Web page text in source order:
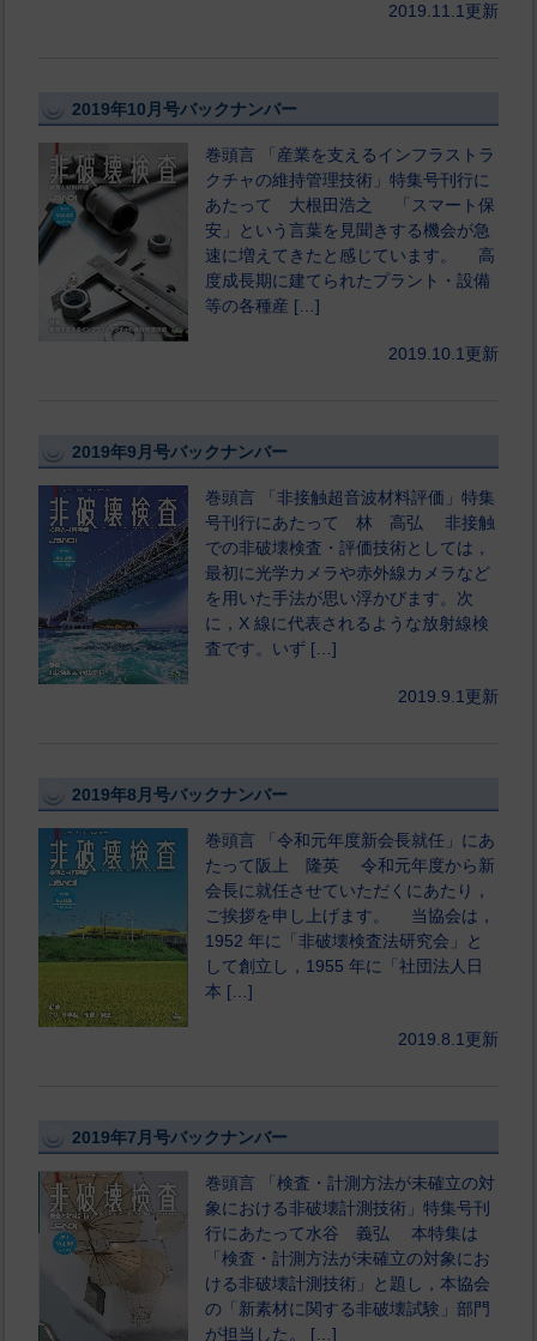
2019.11.1更新
2019年10月号バックナンバー
巻頭言 「産業を支えるインフラストラ
クチャの維持管理技術」特集号刊行に
あたって 大根田浩之 「スマート保
安」という言葉を見聞きする機会が急
速に増えてきたと感じています。 高
度成長期に建てられたプラント・設備
等の各種産 […]
2019.10.1更新
2019年9月号バックナンバー
巻頭言 「非接触超音波材料評価」特集
号刊行にあたって 林 高弘 非接触
での非破壊検査・評価技術としては，
最初に光学カメラや赤外線カメラなど
を用いた手法が思い浮かびます。次
に，X 線に代表されるような放射線検
査です。いず […]
2019.9.1更新
2019年8月号バックナンバー
巻頭言 「令和元年度新会長就任」にあ
たって阪上 隆英 令和元年度から新
会長に就任させていただくにあたり，
ご挨拶を申し上げます。 当協会は，
1952 年に「非破壊検査法研究会」と
して創立し，1955 年に「社団法人日
本 […]
2019.8.1更新
2019年7月号バックナンバー
巻頭言 「検査・計測方法が未確立の対
象における非破壊計測技術」特集号刊
行にあたって水谷 義弘 本特集は
「検査・計測方法が未確立の対象にお
ける非破壊計測技術」と題し，本協会
の「新素材に関する非破壊試験」部門
が担当した。 […]